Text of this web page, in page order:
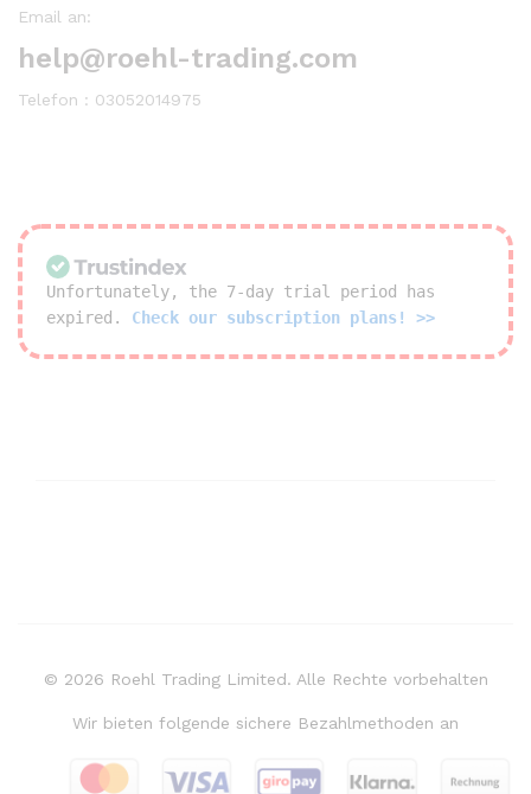
Email an:
help@roehl-trading.com
Telefon : 03052014975
Unfortunately, the 7-day trial period has
expired. Check our subscription plans! >>
© 2026 Roehl Trading Limited. Alle Rechte vorbehalten
Wir bieten folgende sichere Bezahlmethoden an